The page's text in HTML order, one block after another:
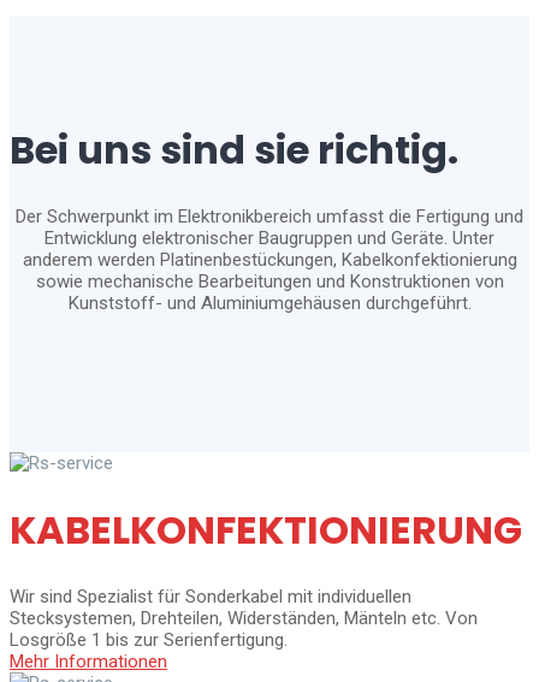
Bei uns sind sie richtig.
Der Schwerpunkt im Elektronikbereich umfasst die Fertigung und
Entwicklung elektronischer Baugruppen und Geräte. Unter
anderem werden Platinenbestückungen, Kabelkonfektionierung
sowie mechanische Bearbeitungen und Konstruktionen von
Kunststoff- und Aluminiumgehäusen durchgeführt.
KABELKONFEKTIONIERUNG
Wir sind Spezialist für Sonderkabel mit individuellen
Stecksystemen, Drehteilen, Widerständen, Mänteln etc. Von
Losgröße 1 bis zur Serienfertigung.
Mehr Informationen